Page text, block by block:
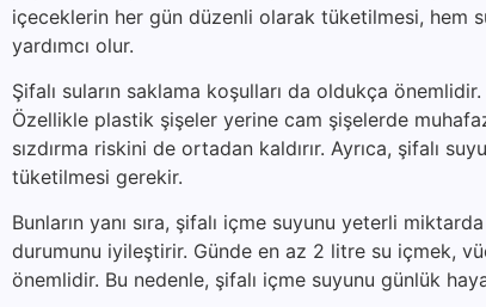
içeceklerin her gün düzenli olarak tüketilmesi, hem
yardımcı olur.
Şifalı suların saklama koşulları da oldukça
Özellikle plastik şişeler yerine cam şişelerde
sızdırma riskini de ortadan kaldırır. Ayrıca, şifalı
tüketilmesi gerekir.
Bunların yanı sıra, şifalı içme suyunu yeterli
durumunu iyileştirir. Günde en az 2 litre su içmek,
önemlidir. Bu nedenle, şifalı içme suyunu günlük